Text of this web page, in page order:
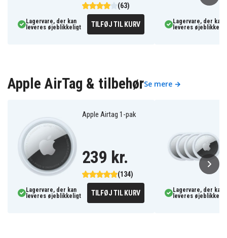
(63)
Lagervare, der kan
leveres øjeblikkeligt
TILFØJ TIL KURV
Lagervare, der kan
leveres
Apple AirTag & tilbehørSe mere →
Apple Airtag 1-pak
(134)
239 kr.
Lagervare, der kan
leveres øjeblikkeligt
TILFØJ TIL KURV
Lagervare, der kan
leveres